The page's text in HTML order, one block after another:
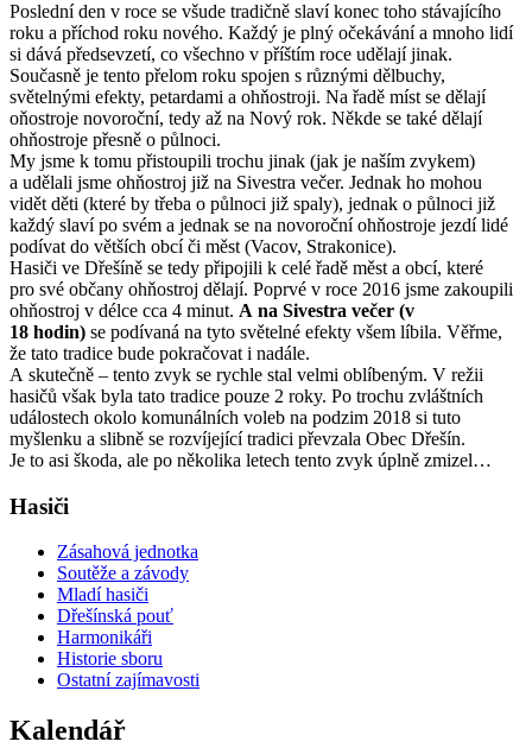
Poslední den v roce se všude tradičně slaví konec toho stávajícího
roku a příchod roku nového. Každý je plný očekávání a mnoho lidí
si dává předsevzetí, co všechno v příštím roce udělají jinak.
Současně je tento přelom roku spojen s různými dělbuchy,
světelnými efekty, petardami a ohňostroji. Na řadě míst se dělají
oňostroje novoroční, tedy až na Nový rok. Někde se také dělají
ohňostroje přesně o půlnoci.
My jsme k tomu přistoupili trochu jinak (jak je naším zvykem)
a udělali jsme ohňostroj již na Sivestra večer. Jednak ho mohou
vidět děti (které by třeba o půlnoci již spaly), jednak o půlnoci již
každý slaví po svém a jednak se na novoroční ohňostroje jezdí lidé
podívat do větších obcí či měst (Vacov, Strakonice).
Hasiči ve Dřešíně se tedy připojili k celé řadě měst a obcí, které
pro své občany ohňostroj dělají. Poprvé v roce 2016 jsme zakoupili
ohňostroj v délce cca 4 minut. A na Sivestra večer (v
18 hodin) se podívaná na tyto světelné efekty všem líbila. Věřme,
že tato tradice bude pokračovat i nadále.
A skutečně – tento zvyk se rychle stal velmi oblíbeným. V režii
hasičů však byla tato tradice pouze 2 roky. Po trochu zvláštních
událostech okolo komunálních voleb na podzim 2018 si tuto
myšlenku a slibně se rozvíjející tradici převzala Obec Dřešín.
Je to asi škoda, ale po několika letech tento zvyk úplně zmizel…
Hasiči
Zásahová jednotka
Soutěže a závody
Mladí hasiči
Dřešínská pouť
Harmonikáři
Historie sboru
Ostatní zajímavosti
Kalendář